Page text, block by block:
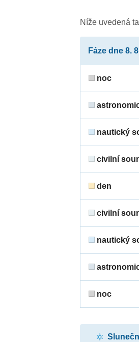
Níže uvedená
Fáze dne 8.
noc
nautický
civilní
den
civilní
nautický
noc